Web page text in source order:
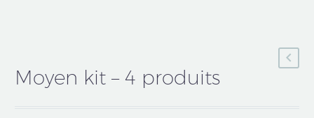
Moyen kit – 4 produits